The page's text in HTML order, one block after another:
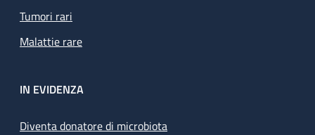
Tumori rari
Malattie rare
IN EVIDENZA
Diventa donatore di microbiota